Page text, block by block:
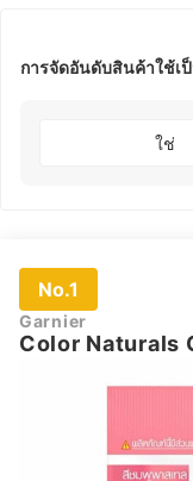
การจัดอันดับสินค้าใช้เ
ใช่
No.1
Garnier
Color Naturals